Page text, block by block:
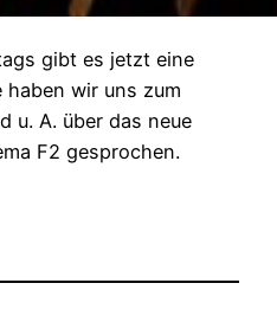
gibt es jetzt eine
haben wir uns zum
u. A. über das neue
F2 gesprochen.